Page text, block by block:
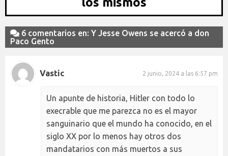
6 comentarios en: Y Jesse Owens se acercó a don
Paco Gento
Vastic 2 junio, 2024 a las 6:57 pm
Un apunte de historia, Hitler con todo lo
execrable que me parezca no es el mayor
sanguinario que el mundo ha conocido, en el
siglo XX por lo menos hay otros dos
mandatarios con más muertos a sus